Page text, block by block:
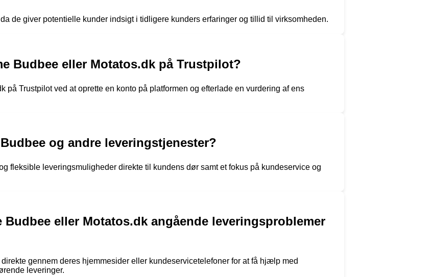
de giver potentielle kunder indsigt i tidligere kunders erfaringer og tillid til virksomheden.
Budbee eller Motatos.dk på Trustpilot?
på Trustpilot ved at oprette en konto på platformen og efterlade en vurdering af ens
og andre leveringstjenester?
fleksible leveringsmuligheder direkte til kundens dør samt et fokus på kundeservice og
Budbee eller Motatos.dk angående leveringsproblemer
gennem deres hjemmesider eller kundeservicetelefoner for at få hjælp med
leveringer.